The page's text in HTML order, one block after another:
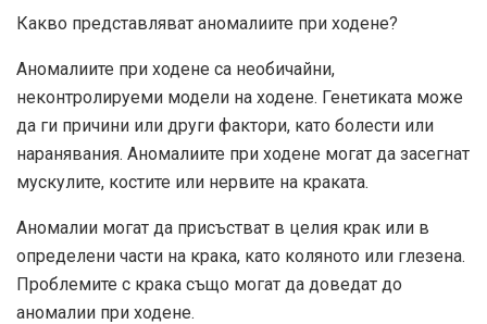
Какво представляват аномалиите при ходене?
Аномалиите при ходене са необичайни,
неконтролируеми модели на ходене. Генетиката може
да ги причини или други фактори, като болести или
наранявания. Аномалиите при ходене могат да засегнат
мускулите, костите или нервите на краката.
Аномалии могат да присъстват в целия крак или в
определени части на крака, като коляното или глезена.
Проблемите с крака също могат да доведат до
аномалии при ходене.